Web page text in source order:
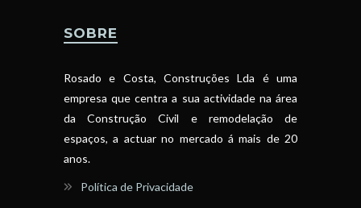
SOBRE
Rosado e Costa, Construções Lda é uma
empresa que centra a sua actividade na área
da Construção Civil e remodelação de
espaços, a actuar no mercado á mais de 20
anos.
Política de Privacidade